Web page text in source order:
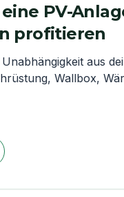
PV-
profitieren
aus
Wallbox,